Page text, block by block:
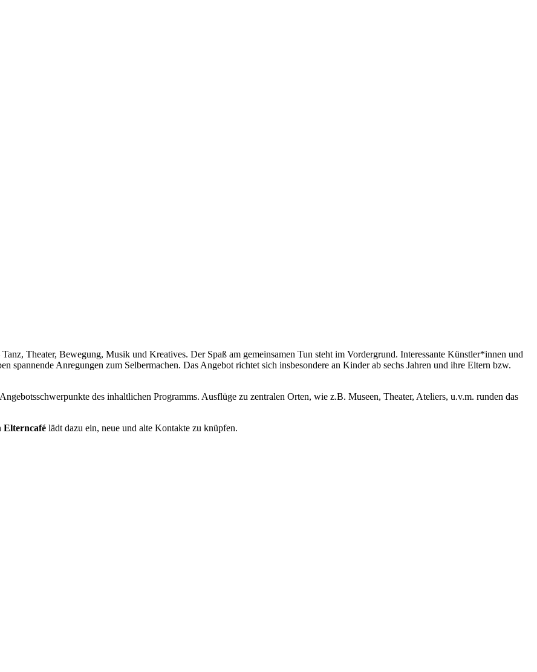
Theater, Bewegung, Musik und Kreatives. Der Spaß am gemeinsamen Tun steht im Vordergrund. Interessante Künstler*innen und
spannende Anregungen zum Selbermachen. Das Angebot richtet sich insbesondere an Kinder ab sechs Jahren und ihre Eltern bzw.
des inhaltlichen Programms. Ausflüge zu zentralen Orten, wie z.B. Museen, Theater, Ateliers, u.v.m. runden das
Elterncafé lädt dazu ein, neue und alte Kontakte zu knüpfen.